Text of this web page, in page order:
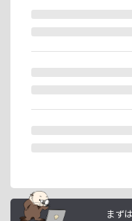
※ラッコIDの重複登録と
ません。
ラッコIDアフィリエイ
報」をご登録いただくこ
まず